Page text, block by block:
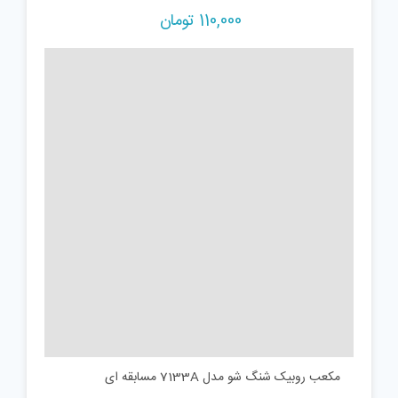
110,000 تومان
مکعب روبیک شنگ شو مدل 7133A مسابقه ای